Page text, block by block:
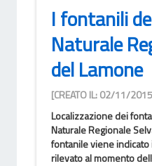
I fontanili
Naturale
del Lamone
[CREATO IL: 02/11/
Localizzazione dei
Naturale Regionale
fontanile viene
rilevato al momento